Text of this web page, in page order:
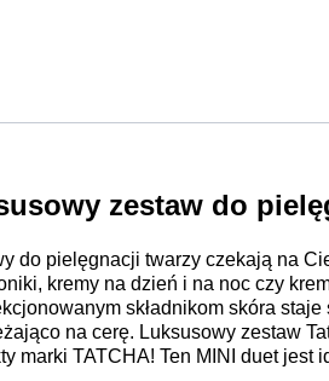
zestaw do
do pielęgnacji twarzy czekają na
kremy na dzień i na noc czy
składnikom skóra
na cerę. Luksusowy zestaw
marki TATCHA! Ten MINI duet jest